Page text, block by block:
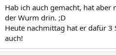
Hab ich auch gemacht, hat aber
der Wurm drin. ;D
Heute nachmittag hat er dafür 3
auch!